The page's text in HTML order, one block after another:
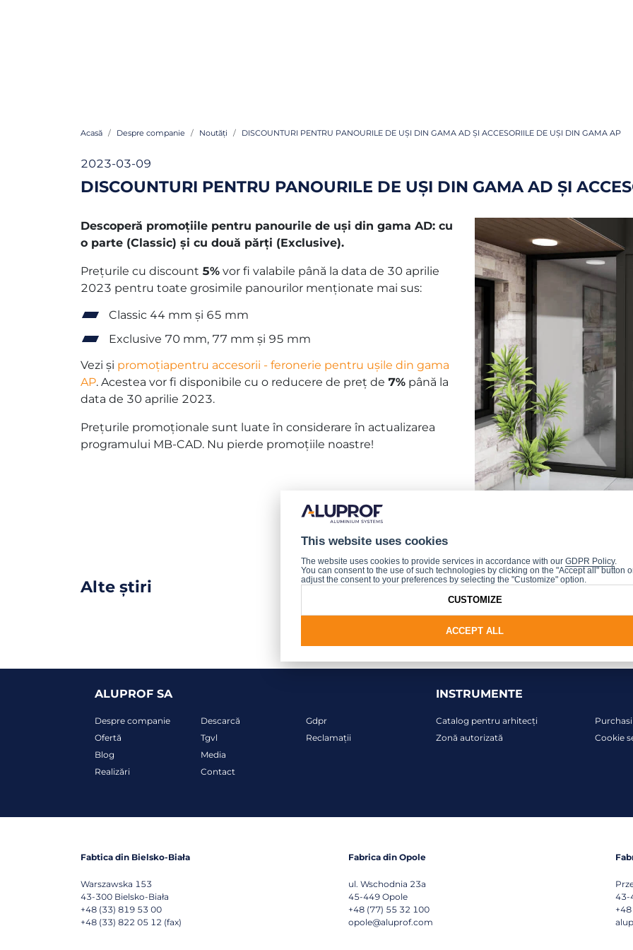
Acasă Despre companie Noutăți DISCOUNTURI PENTRU PANOURILE DE UȘI DIN GAMA AD ȘI ACCESORIILE DE UȘI DIN GAMA AP
2023-03-09
DISCOUNTURI PENTRU PANOURILE DE UȘI DIN GAMA AD ȘI
Descoperă promoțiile pentru panourile de uși din gama AD: cu
o parte (Classic) și cu două părți (Exclusive).
Prețurile cu discount 5% vor fi valabile până la data de 30 aprilie
2023 pentru toate grosimile panourilor menționate mai sus:
Classic 44 mm și 65 mm
Exclusive 70 mm, 77 mm și 95 mm
Vezi și promoțiapentru accesorii - feronerie pentru ușile din gama
AP. Acestea vor fi disponibile cu o reducere de preț de 7% până la
data de 30 aprilie 2023.
Prețurile promoționale sunt luate în considerare în actualizarea
programului MB-CAD. Nu pierde promoțiile noastre!
Alte știri
ALUPROF SA
Despre companie
Ofertă
Blog
Realizări
Descarcă
Tgvl
Media
Contact
Gdpr
Reclamații
INSTRUMENTE
Catalog pentru arhitecți
Zonă autorizată
Cookie
Fabtica din Bielsko-Biała
Warszawska 153
43-300 Bielsko-Biała
+48 (33) 819 53 00
+48 (33) 822 05 12 (fax)
Fabrica din Opole
ul. Wschodnia 23a
45-449 Opole
+48 (77) 55 32 100
opole@aluprof.com
43-
This website uses cookies
The website uses cookies to provide services in accordance with our GDPR Policy.
You can consent to the use of such technologies by clicking on the "Accept all" button
adjust the consent to your preferences by selecting the "Customize" option.
ACCEPT ALL
CUSTOMIZE